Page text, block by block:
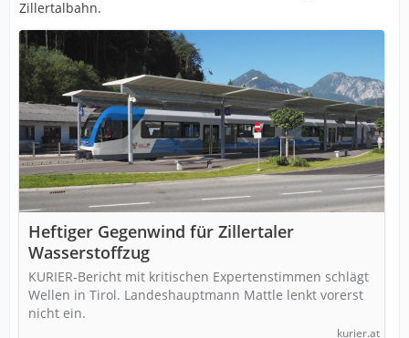
Zillertalbahn.
Heftiger Gegenwind für Zillertaler
Wasserstoffzug
KURIER-Bericht mit kritischen Expertenstimmen schlägt
Wellen in Tirol. Landeshauptmann Mattle lenkt vorerst
nicht ein.
kurier.at